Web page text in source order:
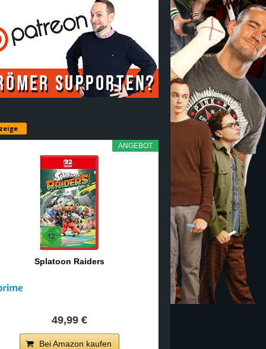
ANGEBOT
Splatoon Raiders
49,99 €
Bei Amazon kaufen